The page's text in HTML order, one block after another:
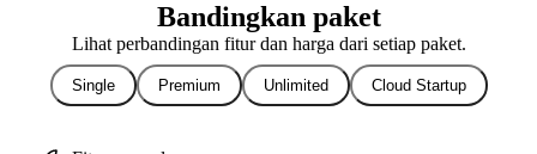
Bandingkan paket
Lihat perbandingan fitur dan harga dari setiap paket.
Single Premium Unlimited Cloud Startup